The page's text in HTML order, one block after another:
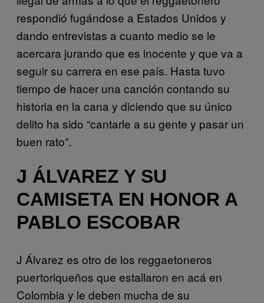
respondió fugándose a Estados Unidos y
dando entrevistas a cuanto medio se le
acercara jurando que es inocente y que va a
seguir su carrera en ese país. Hasta tuvo
tiempo de hacer una canción contando su
historia en la cana y diciendo que su único
delito ha sido “cantarle a su gente y pasar un
buen rato”.
J ÁLVAREZ Y SU
CAMISETA EN HONOR A
PABLO ESCOBAR
J Álvarez es otro de los reggaetoneros
puertoriqueños que estallaron en acá en
Colombia y le deben mucha de su